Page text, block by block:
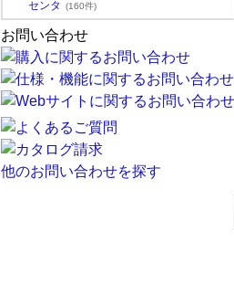
センタ
(160件)
お問い合わせ
他のお問い合わせを探す